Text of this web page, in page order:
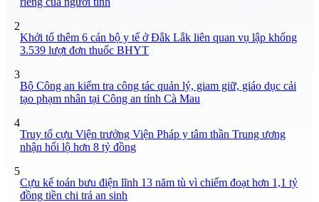
2
Khởi tố thêm 6 cán bộ y tế ở Đắk Lắk liên quan vụ lập khống
3.539 lượt đơn thuốc BHYT
3
Bộ Công an kiểm tra công tác quản lý, giam giữ, giáo dục cải
tạo phạm nhân tại Công an tỉnh Cà Mau
4
Truy tố cựu Viện trưởng Viện Pháp y tâm thần Trung ương
nhận hối lộ hơn 8 tỷ đồng
5
Cựu kế toán bưu điện lĩnh 13 năm tù vì chiếm đoạt hơn 1,1 tỷ
đồng tiền chi trả an sinh